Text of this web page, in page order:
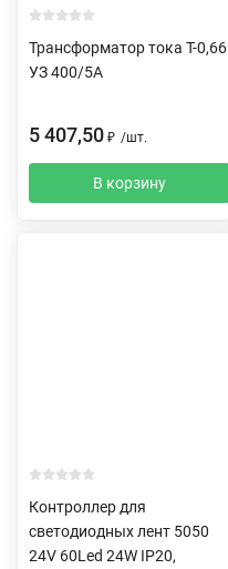
Трансформатор тока Т-0,66
УЗ 400/5А
5 407,50 ₽ /шт.
В корзину
Контроллер для
светодиодных лент 5050
24V 60Led 24W IP20,